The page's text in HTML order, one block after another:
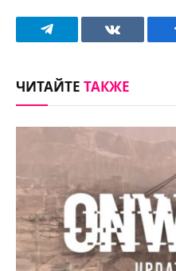
Telegram VKontakte
ЧИТАЙТЕТАКЖЕ